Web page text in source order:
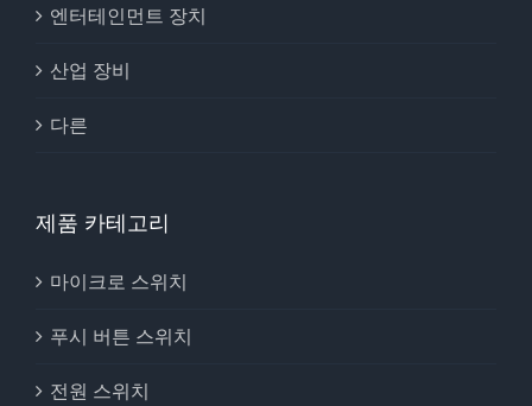
엔터테인먼트 장치
산업 장비
다른
제품 카테고리
마이크로 스위치
푸시 버튼 스위치
전원 스위치